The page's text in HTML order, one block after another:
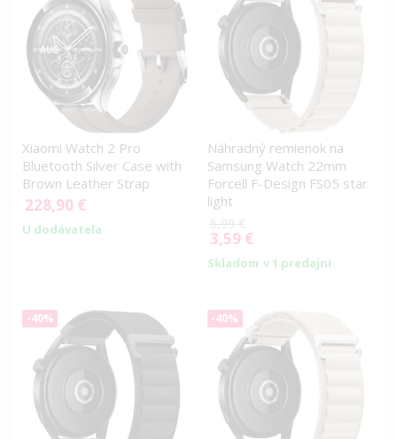
Xiaomi Watch 2 Pro
Bluetooth Silver Case with
Brown Leather Strap
228,90 €
U dodávateľa
Náhradný remienok na
Samsung Watch 22mm
Forcell F-Design FS05 star
light
5,99 €
Special
Price
3,59 €
Skladom v 1 predajni
-40% -40%